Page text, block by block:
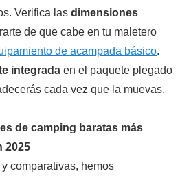
Verifica las dimensiones
de que cabe en tu maletero
de acampada básico.
integrada en el paquete plegado
cada vez que la muevas.
de camping baratas más
2025
comparativas, hemos